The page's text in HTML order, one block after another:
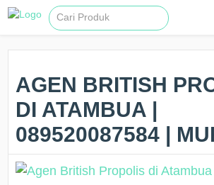
AGEN BRITISH
DI ATAMBUA |
089520087584 |